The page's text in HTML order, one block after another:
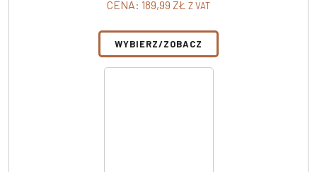
CENA: 189,99 ZŁ Z VAT
WYBIERZ/ZOBACZ